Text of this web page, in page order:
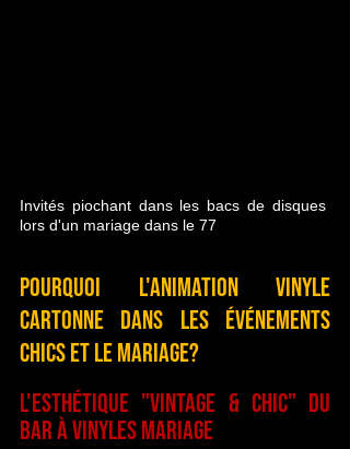
Invités piochant dans les bacs de disques
lors d'un mariage dans le 77
Pourquoi l'animation Vinyle
cartonne dans les événements
chics et le mariage?
L'esthétique "Vintage & Chic" du
bar à vinyles mariage